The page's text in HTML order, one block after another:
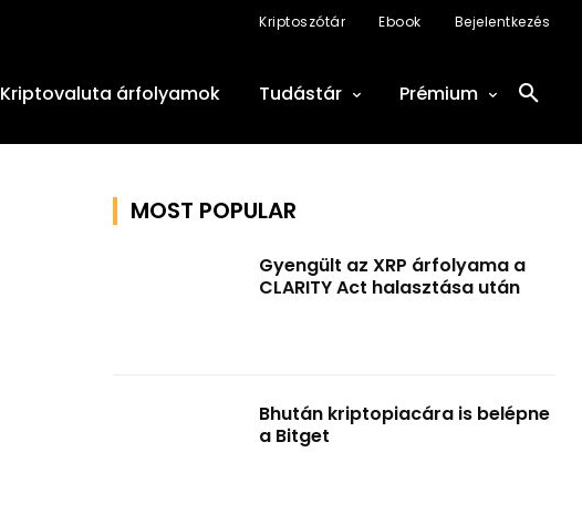
Kriptoszótár Ebook Bejelentkezés
Kriptovaluta árfolyamok Tudástár Prémium
MOST POPULAR
Gyengült az XRP árfolyama a
CLARITY Act halasztása után
Bhután kriptopiacára is belépne
a Bitget